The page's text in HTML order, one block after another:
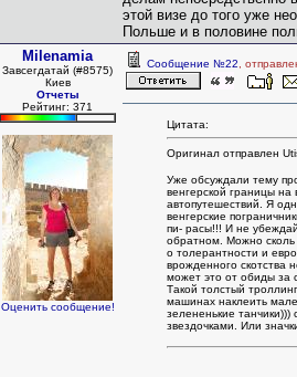
этой визе до того уже
Польше и в половине
Milenamia
Завсегдатай (#8575)
Киев
Отчеты
Рейтинг: 371
Оценить сообщение!
Сообщение №22 ,
Цитата:
Оригинал отправлен
Уже обсуждали тему
венгерской границы на
автопутешествий. Я
венгерские
пи- расы!!! И не
обратном. Можно сколь
о толерантности и
врожденного скотства
может это от обиды за
Такой толстый
машинах наклеить
зелененькие танчики)))
звездочками. Или